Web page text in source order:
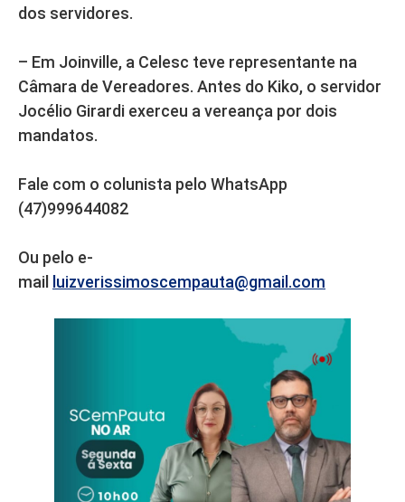
dos servidores.
– Em Joinville, a Celesc teve representante na
Câmara de Vereadores. Antes do Kiko, o servidor
Jocélio Girardi exerceu a vereança por dois
mandatos.
Fale com o colunista pelo WhatsApp
(47)999644082
Ou pelo e-
mail
luizverissimoscempauta@gmail.com